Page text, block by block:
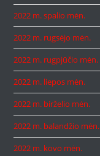
2022 m. spalio mėn.
2022 m. rugsėjo mėn.
2022 m. rugpjūčio mėn.
2022 m. liepos mėn.
2022 m. birželio mėn.
2022 m. balandžio mėn.
2022 m. kovo mėn.